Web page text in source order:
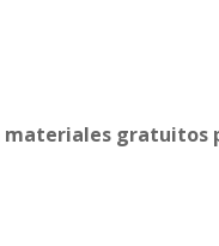
materiales gratuitos